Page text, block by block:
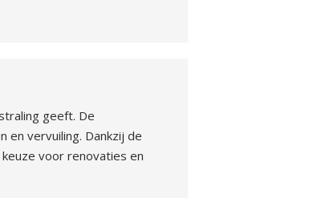
geeft. De
en vervuiling. Dankzij de
voor renovaties en